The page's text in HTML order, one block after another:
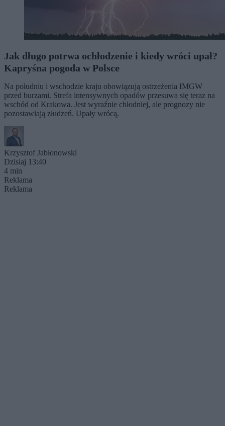
Jak długo potrwa ochłodzenie i kiedy wróci upał?
Kapryśna pogoda w Polsce
Na południu i wschodzie kraju obowiązują ostrzeżenia IMGW
przed burzami. Strefa intensywnych opadów przesuwa się teraz na
wschód od Krakowa. Jest wyraźnie chłodniej, ale prognozy nie
pozostawiają złudzeń. Upały wrócą.
Krzysztof Jabłonowski
Dzisiaj 13:40
4 min
Reklama
Reklama